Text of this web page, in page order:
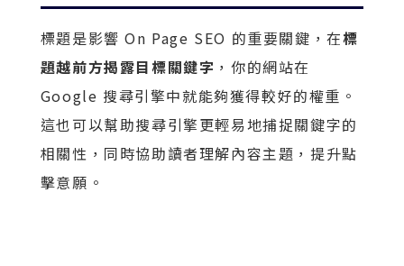
標題是影響 On Page SEO 的重要關鍵，在標
題越前方揭露目標關鍵字 ，你的網站在
Google 搜尋引擎中就能夠獲得較好的權重。
這也可以幫助搜尋引擎更輕易地捕捉關鍵字的
相關性，同時協助讀者理解內容主題，提升點
擊意願。